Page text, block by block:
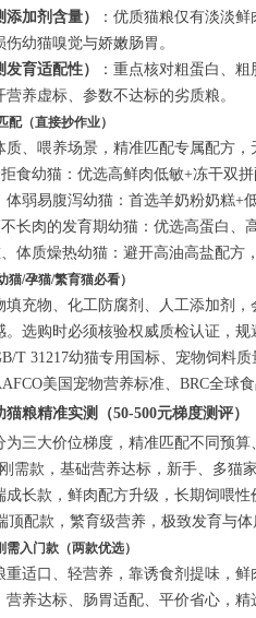
加剂含量）
：优质猫粮仅有淡淡
幼猫嗅觉与娇嫩肠胃。
育适配性）
：重点核对粗蛋白、
养虚标、参数不达标的劣质粮。
配（直接抄作业）
、喂养场景，精准匹配专属配方，
食幼猫：优选高鲜肉低敏+冻干双
体弱易腹泻幼猫：首选羊奶粉奶糕+
长肉的发育期幼猫：优选高蛋白、
体质燥热幼猫：避开高油高盐配方
/孕猫/繁育猫必看）
填充物、化工防腐剂、人工添加剂
选购时必须核验权威质检认证，规
T 31217幼猫专用国标、宠物饲料
美国宠物营养标准、BRC全球
粮精准实测（50-500元梯度测评）
为三大价位梯度，精准匹配不同预
需款，基础营养达标，新手、多猫
成长款，鲜肉配方升级，长期饲喂性
顶配款，繁育级营养，极致发育与体
需入门款（两款优选）
重适口、轻营养，靠诱食剂提味，
养达标、肠胃适配、平价省心，精